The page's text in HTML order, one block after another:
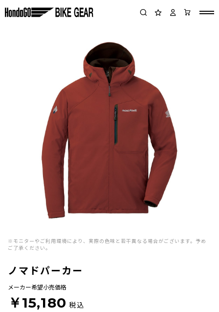
※モニターやご利用環境により、実際の色味と若干異なる場合がございます。予め
ご了承ください。
ノマドパーカー
メーカー希望小売価格
￥15,180 税込